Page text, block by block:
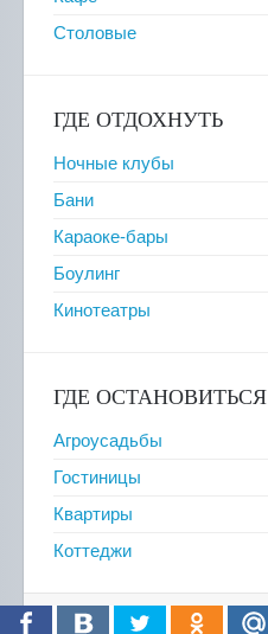
Столовые
ГДЕ ОТДОХНУТЬ
Ночные клубы
Бани
Караоке-бары
Боулинг
Кинотеатры
ГДЕ ОСТАНОВИТЬСЯ
Агроусадьбы
Гостиницы
Квартиры
Коттеджи